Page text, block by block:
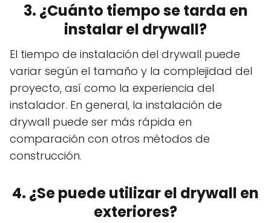
3. ¿Cuánto tiempo se tarda en
instalar el drywall?
El tiempo de instalación del drywall puede
variar según el tamaño y la complejidad del
proyecto, así como la experiencia del
instalador. En general, la instalación de
drywall puede ser más rápida en
comparación con otros métodos de
construcción.
4. ¿Se puede utilizar el drywall en
exteriores?